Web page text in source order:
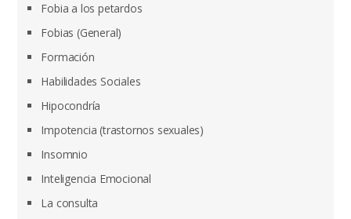
Fobia a los petardos
Fobias (General)
Formación
Habilidades Sociales
Hipocondría
Impotencia (trastornos sexuales)
Insomnio
Inteligencia Emocional
La consulta